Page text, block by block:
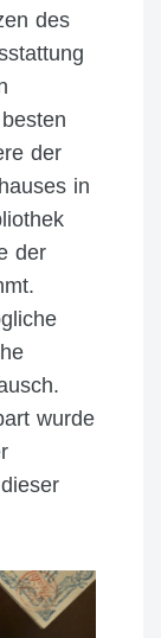
des
der
in
der
wurde